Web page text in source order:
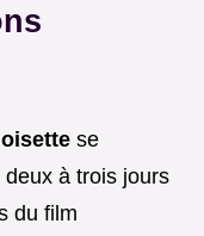
se
à trois jours
du film